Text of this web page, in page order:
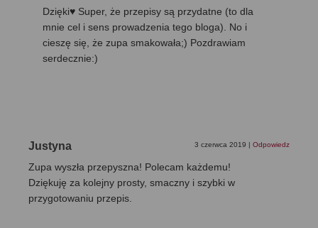
Dzięki♥ Super, że przepisy są przydatne (to dla
mnie cel i sens prowadzenia tego bloga). No i
cieszę się, że zupa smakowała;) Pozdrawiam
serdecznie:)
Justyna 3 czerwca 2019 Odpowiedz
Zupa wyszła przepyszna! Polecam każdemu!
Dziękuję za kolejny prosty, smaczny i szybki w
przygotowaniu przepis.